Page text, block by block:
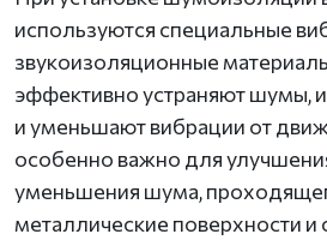
используются специальные
звукоизоляционные
эффективно устраняют шумы,
и уменьшают вибрации от
особенно важно для
уменьшения шума,
металлические поверхности и